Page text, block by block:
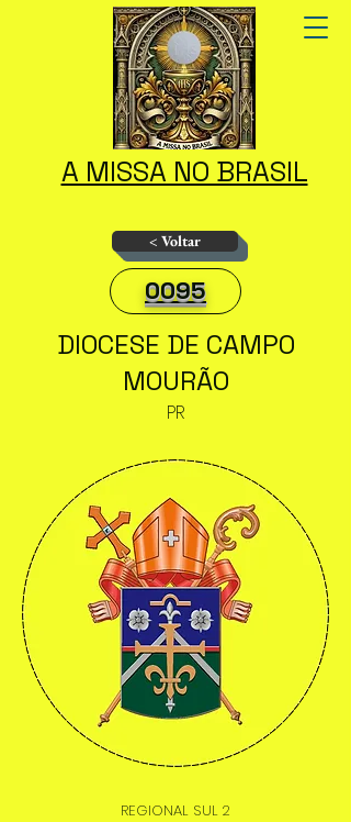
A MISSA NO BRASIL
< Voltar
0095
DIOCESE DE CAMPO
MOURÃO
PR
REGIONAL SUL 2